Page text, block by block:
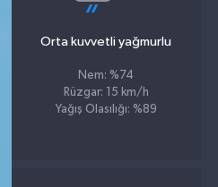
Orta kuvvetli yağmurlu
Nem: %74
Rüzgar: 15 km/h
Yağış Olasılığı: %89